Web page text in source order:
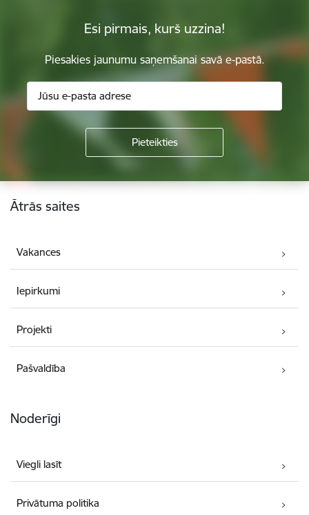
Esi pirmais, kurš uzzina!
Piesakies jaunumu saņemšanai savā e-pastā.
Kājene
Ātrās saites
Vakances
Iepirkumi
Projekti
Pašvaldība
Noderīgi
Viegli lasīt
Privātuma politika